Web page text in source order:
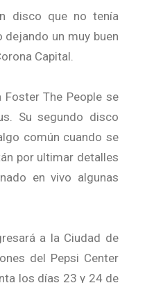
disco que no tenía
un muy buen
Capital.
The People se
Su segundo disco
común cuando se
por ultimar detalles
en vivo algunas
a la Ciudad de
del Pepsi Center
los días 23 y 24 de